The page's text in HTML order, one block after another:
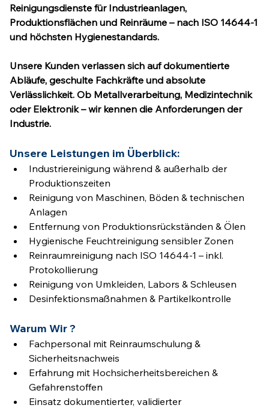
Reinigungsdienste für Industrieanlagen,
Produktionsflächen und Reinräume – nach ISO 14644-1
und höchsten Hygienestandards.
Unsere Kunden verlassen sich auf dokumentierte
Abläufe, geschulte Fachkräfte und absolute
Verlässlichkeit. Ob Metallverarbeitung, Medizintechnik
oder Elektronik – wir kennen die Anforderungen der
Industrie.
Unsere Leistungen im Überblick:
Industriereinigung während & außerhalb der
Produktionszeiten
Reinigung von Maschinen, Böden & technischen
Anlagen
Entfernung von Produktionsrückständen & Ölen
Hygienische Feuchtreinigung sensibler Zonen
Reinraumreinigung nach ISO 14644-1 – inkl.
Protokollierung
Reinigung von Umkleiden, Labors & Schleusen
Desinfektionsmaßnahmen & Partikelkontrolle
Warum Wir ?
Fachpersonal mit Reinraumschulung &
Sicherheitsnachweis
Erfahrung mit Hochsicherheitsbereichen &
Gefahrenstoffen
Einsatz dokumentierter, validierter